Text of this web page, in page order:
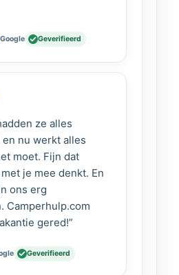
met
Dakluik verduisteren
Maxxffan
openen en
verduistering
in je camper en meer
slapen? Kies dan
MaxxShade
geniet van een
Google Geverifieerd
ze alles
nu werkt alles
moet. Fijn dat
je mee denkt. En
ons erg
Camperhulp.com
gered!”
Geverifieerd